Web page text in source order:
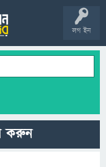
লগ ইন
করুন